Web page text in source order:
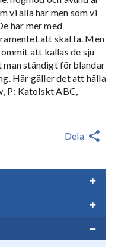
vi alla har men som vi
har mer med
att skaffa. Men
att kallas de sju
man ständigt förblandar
Här gäller det att hålla
P: Katolskt ABC,
Dela